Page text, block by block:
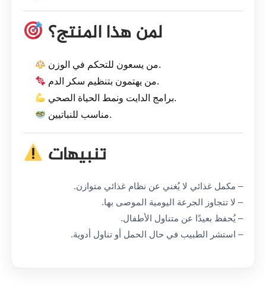
لمن هذا المنتج؟
من يسعون للتحكم في الوزن.
من يهتمون بتنظيم سكر الدم.
برامج الدايت ونمط الحياة الصحي.
مناسب للنباتيين.
تنبيهات
– مكمل غذائي لا يُغني عن نظام غذائي متوازن.
– لا تتجاوز الجرعة اليومية الموصى بها.
– يُحفظ بعيدًا عن متناول الأطفال.
– استشر الطبيب في حال الحمل أو تناول أدوية.